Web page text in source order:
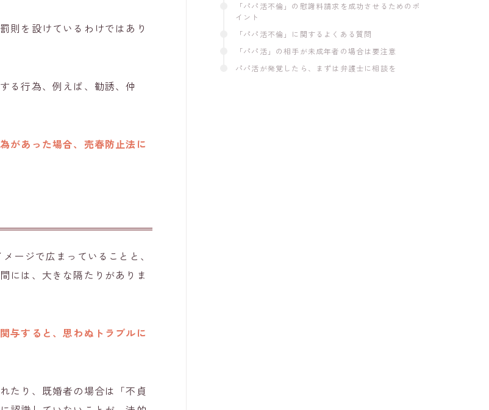
則を設けているわけではあり
る行為、例えば、勧誘、仲
があった場合、売春防止法に
ージで広まっていることと、
には、大きな隔たりがありま
与すると、思わぬトラブルに
たり、既婚者の場合は「不貞
「パパ活不倫」の慰謝料請求を成功させるためのポ
イント
「パパ活不倫」に関するよくある質問
「パパ活」の相手が未成年者の場合は要注意
パパ活が発覚したら、まずは弁護士に相談を